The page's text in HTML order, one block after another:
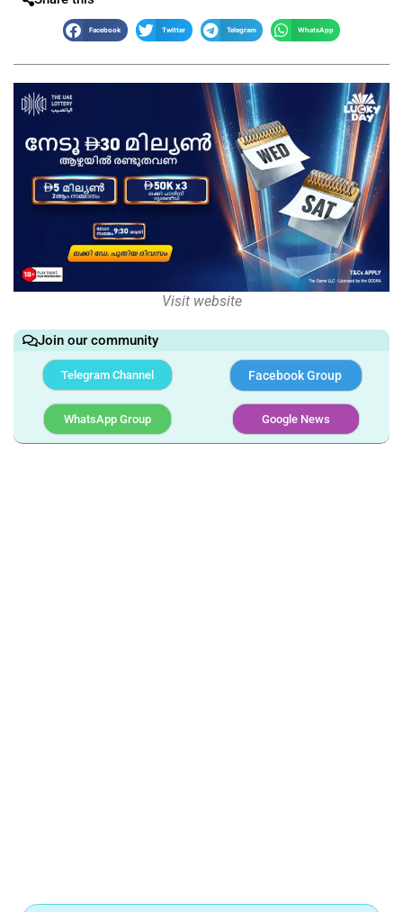
Facebook Twitter Telegram WhatsApp
Visit website
Join our community
Telegram Channel Facebook Group
WhatsApp Group Google News